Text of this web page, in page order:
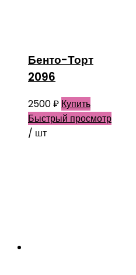
Бенто-Торт
2096
2500₽ Купить
Быстрый просмотр
/ шт